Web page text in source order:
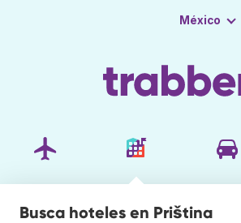
México
Busca hoteles en Priština